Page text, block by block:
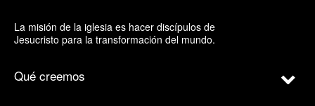
La misión de la iglesia es hacer discípulos de
Jesucristo para la transformación del mundo.
Qué creemos